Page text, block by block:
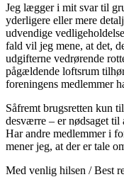
Jeg lægger i mit svar til
yderligere eller mere
udvendige
fald vil jeg mene, at det,
udgifterne vedrørende
pågældende loftsrum
foreningens medlemmer
Såfremt brugsretten kun
desværre – er nødsaget
Har andre medlemmer i
mener jeg, at der er tale
Med venlig hilsen / Best